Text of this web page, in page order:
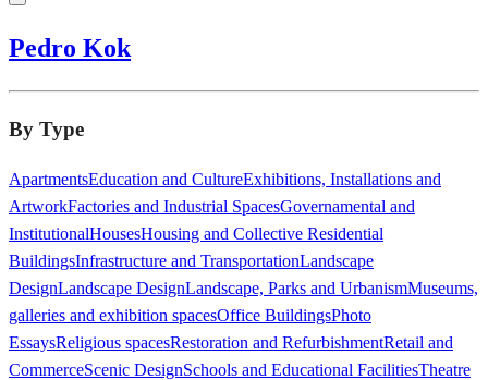
Pedro Kok
By Type
ApartmentsEducation and CultureExhibitions, Installations and
ArtworkFactories and Industrial SpacesGovernamental and
InstitutionalHousesHousing and Collective Residential
BuildingsInfrastructure and TransportationLandscape
DesignLandscape DesignLandscape, Parks and UrbanismMuseums,
galleries and exhibition spacesOffice BuildingsPhoto
EssaysReligious spacesRestoration and RefurbishmentRetail and
CommerceScenic DesignSchools and Educational FacilitiesTheatre